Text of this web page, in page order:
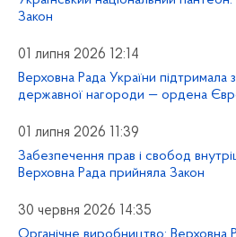
Закон
01 липня 2026 12:14
Верховна Рада України підтримала
державної нагороди — ордена
01 липня 2026 11:39
Забезпечення прав і свобод
Верховна Рада прийняла Закон
30 червня 2026 14:35
Органічне виробництво: Верховна